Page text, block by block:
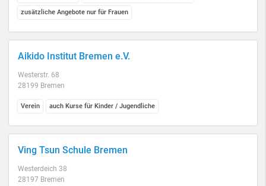
zusätzliche Angebote nur für Frauen
Aikido Institut Bremen e.V.
Westerstr. 68
28199 Bremen
Verein auch Kurse für Kinder / Jugendliche
Ving Tsun Schule Bremen
Westerdeich 38
28197 Bremen